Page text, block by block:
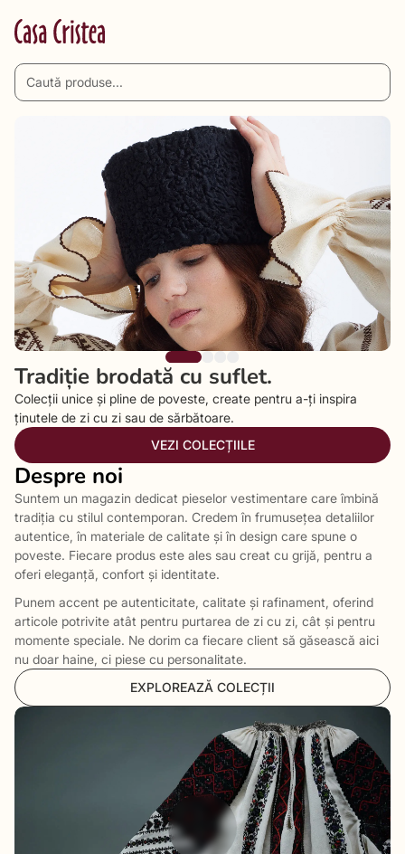
Tradiție brodată cu suflet.
Colecții unice și pline de poveste, create pentru a-ți inspira
ținutele de zi cu zi sau de sărbătoare.
VEZI COLECȚIILE
Despre noi
Suntem un magazin dedicat pieselor vestimentare care îmbină
tradiția cu stilul contemporan. Credem în frumusețea detaliilor
autentice, în materiale de calitate și în design care spune o
poveste. Fiecare produs este ales sau creat cu grijă, pentru a
oferi eleganță, confort și identitate.
Punem accent pe autenticitate, calitate și rafinament, oferind
articole potrivite atât pentru purtarea de zi cu zi, cât și pentru
momente speciale. Ne dorim ca fiecare client să găsească aici
nu doar haine, ci piese cu personalitate.
EXPLOREAZĂ COLECȚII